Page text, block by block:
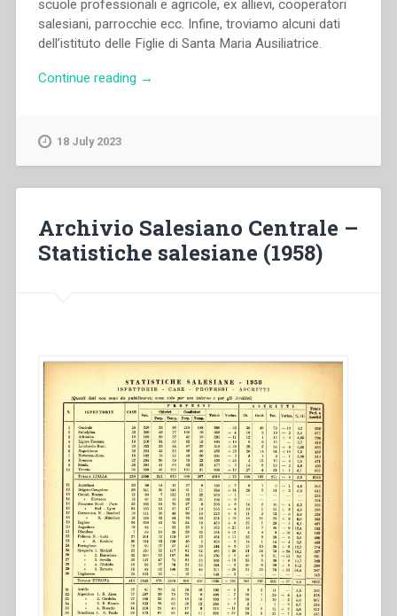
scuole professionali e agricole, ex allievi, cooperatori
salesiani, parrocchie ecc. Infine, troviamo alcuni dati
dell’istituto delle Figlie di Santa Maria Ausiliatrice.
Continue reading “Archivio
→
18 July 2023
Archivio Salesiano Centrale –
Statistiche salesiane (1958)